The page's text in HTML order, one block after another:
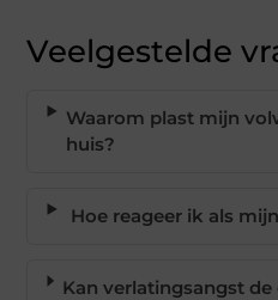
Veelgestelde
Waarom plast mijn
huis?
Hoe reageer ik als
Kan verlatingsangst